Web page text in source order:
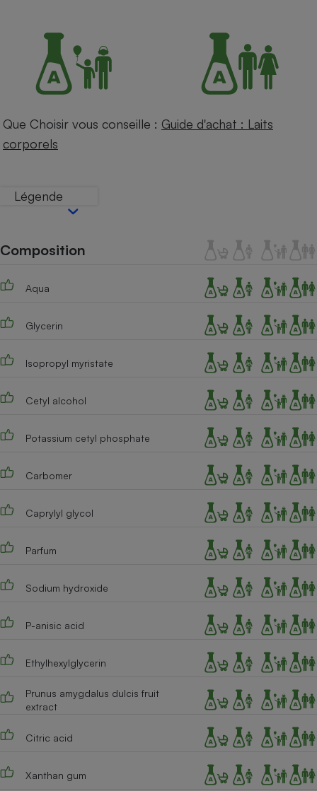
Que Choisir vous conseille : Guide d'achat : Laits
corporels
Légende
Composition
Aqua
Glycerin
Isopropyl myristate
Cetyl alcohol
Potassium cetyl phosphate
Carbomer
Caprylyl glycol
Parfum
Sodium hydroxide
P-anisic acid
Ethylhexylglycerin
Prunus amygdalus dulcis fruit
extract
Citric acid
Xanthan gum
Complément
alimentaire
Assurance emprunteur
induction
Climatiseur -
Ventilateur
Cafetière à expressos
Téléphone mobile -
Smartphone
Antivirus
Radiateur électrique
Ventilateur
Mutuelle